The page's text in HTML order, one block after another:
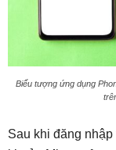
Biểu tượng ứng dụng
Sau khi đăng